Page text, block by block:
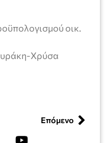
οικ.
Χρύσα
Επόμενο